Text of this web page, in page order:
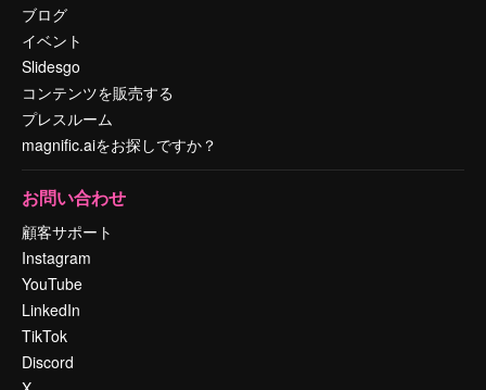
ブログ
イベント
Slidesgo
コンテンツを販売する
プレスルーム
magnific.aiをお探しですか？
お問い合わせ
顧客サポート
Instagram
YouTube
LinkedIn
TikTok
Discord